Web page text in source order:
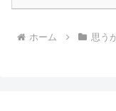
ホーム 思う